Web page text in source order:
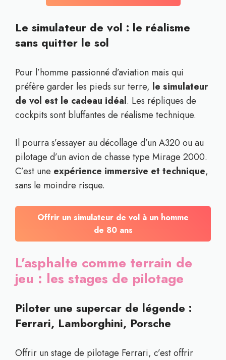
Le simulateur de vol : le réalisme
sans quitter le sol
Pour l’homme passionné d’aviation mais qui
préfère garder les pieds sur terre, le simulateur
de vol est le cadeau idéal. Les répliques de
cockpits sont bluffantes de réalisme technique.
Il pourra s’essayer au décollage d’un A320 ou au
pilotage d’un avion de chasse type Mirage 2000.
C’est une expérience immersive et technique,
sans le moindre risque.
Offrir un simulateur de vol à un homme
de 80 ans
L’asphalte comme terrain de
jeu : les stages de pilotage
Piloter une supercar de légende :
Ferrari, Lamborghini, Porsche
Offrir un stage de pilotage Ferrari, c’est offrir